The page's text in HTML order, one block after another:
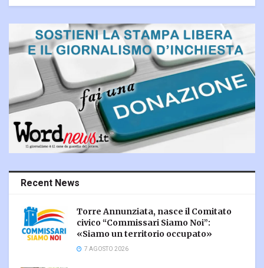
Recent News
Torre Annunziata, nasce il Comitato
civico “Commissari Siamo Noi”:
«Siamo un territorio occupato»
7 AGOSTO 2026